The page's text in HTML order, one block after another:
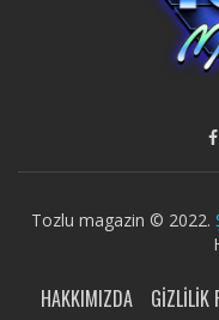
Tozlu magazin © 2022.
HAKKIMIZDA GIZLILIK